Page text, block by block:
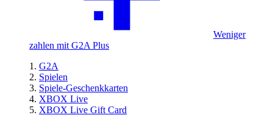
Weniger
zahlen mit G2A Plus
G2A
Spielen
Spiele-Geschenkkarten
XBOX Live
XBOX Live Gift Card